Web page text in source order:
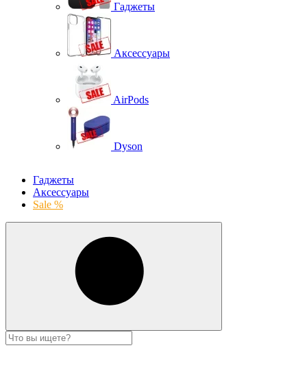
Гаджеты
Аксессуары
AirPods
Dyson
Гаджеты
Аксессуары
Sale %